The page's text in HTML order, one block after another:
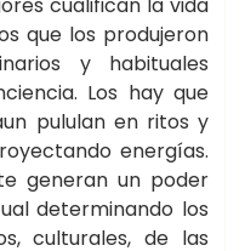
que los produjeron
y habituales
Los hay que
pululan en ritos y
energías.
generan un poder
determinando los
culturales, de las